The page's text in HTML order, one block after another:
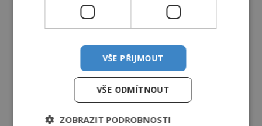
VŠE PŘIJMOUT
VŠE ODMÍTNOUT
ZOBRAZIT PODROBNOSTI